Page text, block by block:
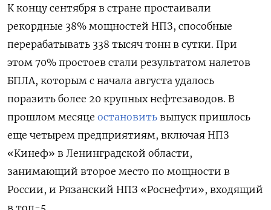
К концу сентября в стране простаивали
рекордные 38% мощностей НПЗ, способные
перерабатывать 338 тысяч тонн в сутки. При
этом 70% простоев стали результатом налетов
БПЛА, которым с начала августа удалось
поразить более 20 крупных нефтезаводов. В
прошлом месяце остановить выпуск пришлось
еще четырем предприятиям, включая НПЗ
«Кинеф» в Ленинградской области,
занимающий второе место по мощности в
России, и Рязанский НПЗ «Роснефти», входящий
в топ-5.